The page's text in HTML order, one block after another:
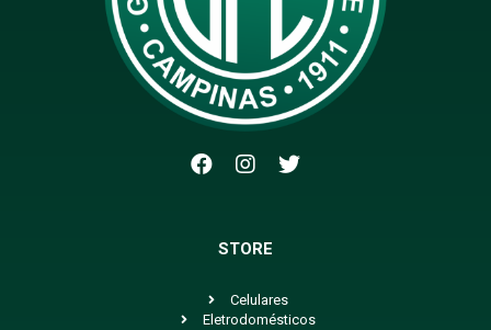
STORE
Celulares
Eletrodomésticos